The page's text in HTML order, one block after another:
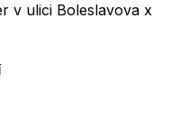
v ulici Boleslavova x